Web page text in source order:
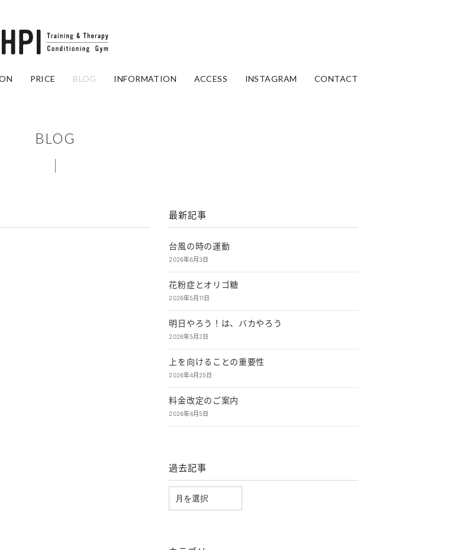
PRICE BLOG INFORMATION ACCESS INSTAGRAM CONTACT
BLOG
最新記事
台風の時の運動
2026年6月3日
花粉症とオリゴ糖
2026年5月11日
明日やろう！は、バカやろう
2026年5月2日
上を向けることの重要性
2026年4月25日
料金改定のご案内
2026年4月5日
過去記事